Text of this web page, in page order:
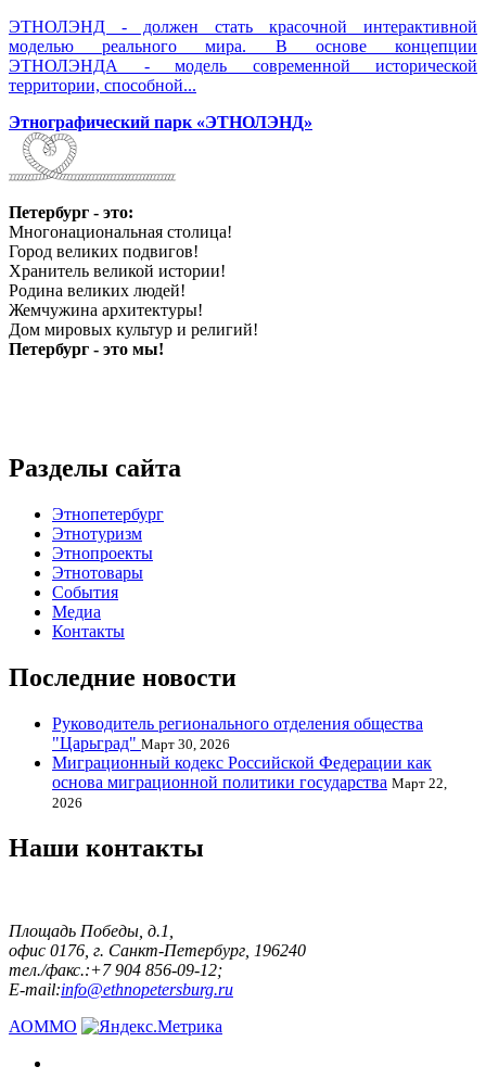
ЭТНОЛЭНД - должен стать красочной интерактивной
моделью реального мира. В основе концепции
ЭТНОЛЭНДА - модель современной исторической
территории, способной...
Этнографический парк «ЭТНОЛЭНД»
Петербург - это:
Многонациональная столица!
Город великих подвигов!
Хранитель великой истории!
Родина великих людей!
Жемчужина архитектуры!
Дом мировых культур и религий!
Петербург - это мы!
Разделы сайта
Этнопетербург
Этнотуризм
Этнопроекты
Этнотовары
События
Медиа
Контакты
Последние новости
Руководитель регионального отделения общества
"Царьград" Март 30, 2026
Миграционный кодекс Российской Федерации как
основа миграционной политики государства Март 22,
2026
Наши контакты
Площадь Победы, д.1,
офис 0176, г. Санкт-Петербург, 196240
тел./факс.:+7 904 856-09-12;
E-mail:info@ethnopetersburg.ru
АОММО